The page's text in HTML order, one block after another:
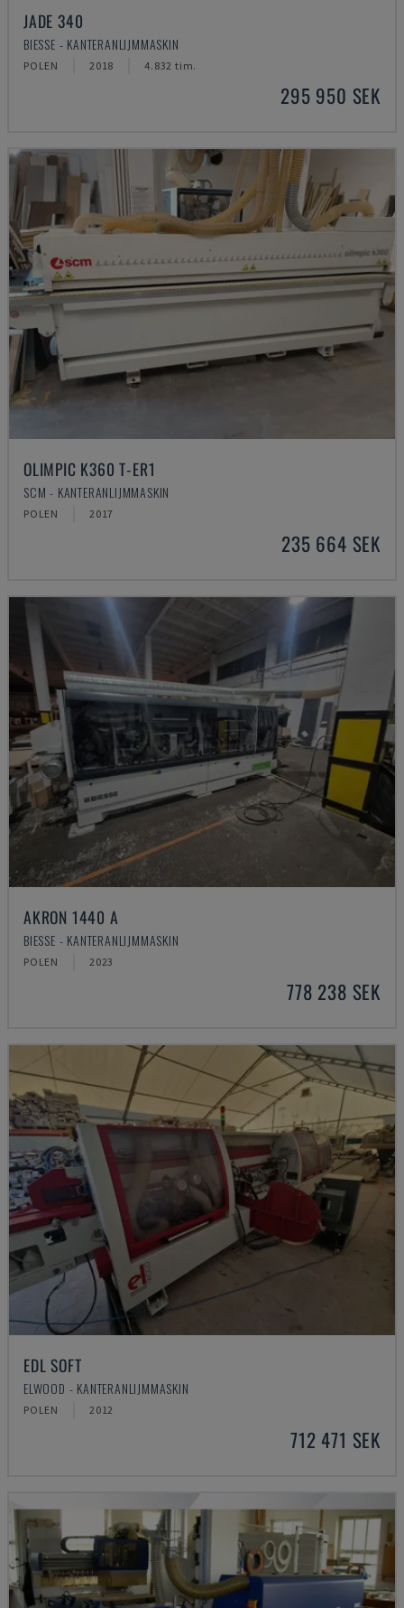
JADE 340
BIESSE - KANTERANLIJMMASKIN
POLEN 2018 4.832 tim.
295 950 SEK
OLIMPIC K360 T-ER1
SCM - KANTERANLIJMMASKIN
POLEN 2017
235 664 SEK
AKRON 1440 A
BIESSE - KANTERANLIJMMASKIN
POLEN 2023
778 238 SEK
EDL SOFT
ELWOOD - KANTERANLIJMMASKIN
POLEN 2012
712 471 SEK